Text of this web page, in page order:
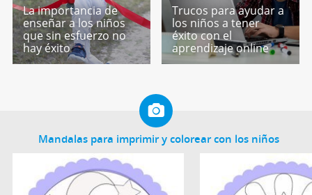
La importancia de
enseñar a los niños
que sin esfuerzo no
hay éxito
Trucos para ayudar a
los niños a tener
éxito con el
aprendizaje online
Mandalas para imprimir y colorear con los niños